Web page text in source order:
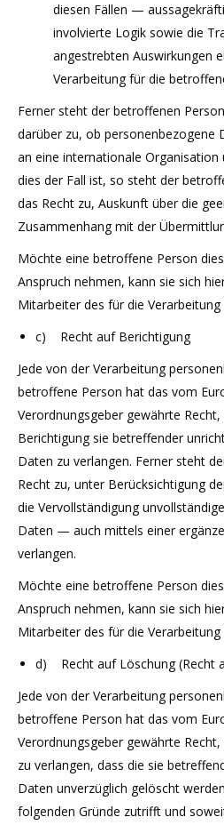
diesen Fällen —
involvierte Logik sowie die
angestrebten Auswirkungen
Verarbeitung für die
Ferner steht der betroffenen
darüber zu, ob personenbezogene
an eine internationale
dies der Fall ist, so steht der
das Recht zu, Auskunft über die
Zusammenhang mit der
Möchte eine betroffene Person
Anspruch nehmen, kann sie sich
Mitarbeiter des für die
c) Recht auf Berichtigung
Jede von der Verarbeitung
betroffene Person hat das vom
Verordnungsgeber gewährte
Berichtigung sie betreffender
Daten zu verlangen. Ferner steht
Recht zu, unter Berücksichtigung
die Vervollständigung
Daten — auch mittels einer
verlangen.
Möchte eine betroffene Person
Anspruch nehmen, kann sie sich
Mitarbeiter des für die
d) Recht auf Löschung (Recht
Jede von der Verarbeitung
betroffene Person hat das vom
Verordnungsgeber gewährte
zu verlangen, dass die sie
Daten unverzüglich gelöscht
folgenden Gründe zutrifft und